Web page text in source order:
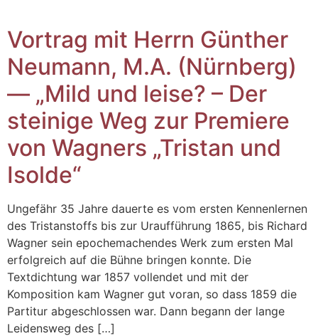
Vortrag mit Herrn Günther
Neumann, M.A. (Nürnberg)
— „Mild und leise? – Der
steinige Weg zur Premiere
von Wagners „Tristan und
Isolde“
Ungefähr 35 Jahre dauerte es vom ersten Kennenlernen
des Tristanstoffs bis zur Uraufführung 1865, bis Richard
Wagner sein epochemachendes Werk zum ersten Mal
erfolgreich auf die Bühne bringen konnte. Die
Textdichtung war 1857 vollendet und mit der
Komposition kam Wagner gut voran, so dass 1859 die
Partitur abgeschlossen war. Dann begann der lange
Leidensweg des […]